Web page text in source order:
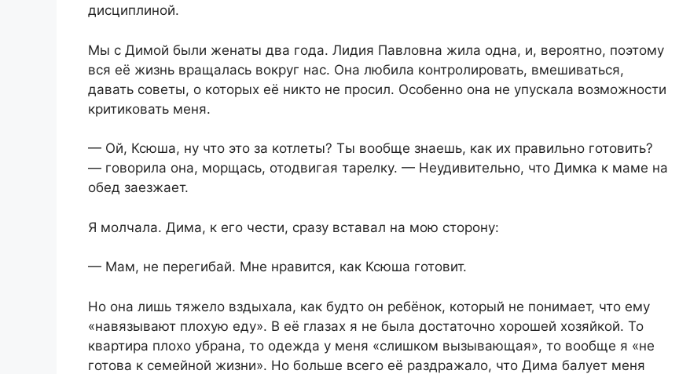
дисциплиной.
Мы с Димой были женаты два года. Лидия Павловна жила одна, и, вероятно, поэтому
вся её жизнь вращалась вокруг нас. Она любила контролировать, вмешиваться,
давать советы, о которых её никто не просил. Особенно она не упускала возможности
критиковать меня.
— Ой, Ксюша, ну что это за котлеты? Ты вообще знаешь, как их правильно готовить?
— говорила она, морщась, отодвигая тарелку. — Неудивительно, что Димка к маме на
обед заезжает.
Я молчала. Дима, к его чести, сразу вставал на мою сторону:
— Мам, не перегибай. Мне нравится, как Ксюша готовит.
Но она лишь тяжело вздыхала, как будто он ребёнок, который не понимает, что ему
«навязывают плохую еду». В её глазах я не была достаточно хорошей хозяйкой. То
квартира плохо убрана, то одежда у меня «слишком вызывающая», то вообще я «не
готова к семейной жизни». Но больше всего её раздражало, что Дима балует меня